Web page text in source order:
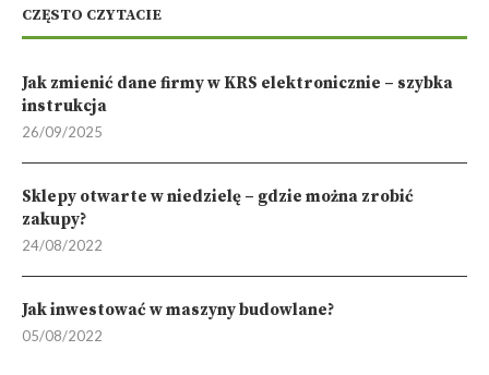
CZĘSTO CZYTACIE
Jak zmienić dane firmy w KRS elektronicznie – szybka
instrukcja
26/09/2025
Sklepy otwarte w niedzielę – gdzie można zrobić
zakupy?
24/08/2022
Jak inwestować w maszyny budowlane?
05/08/2022